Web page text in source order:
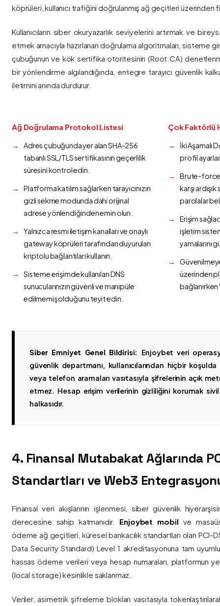
köprüleri, kullanıcı trafiğini doğrulanmış ağ geçitleri üzerinden
Kullanıcıların siber okuryazarlık seviyelerini artırmak ve
etmek amacıyla hazırlanan doğrulama algoritmaları, sisteme
çubuğunun ve kök sertifika otoritesinin (Root CA)
bir yönlendirme algılandığında, entegre tarayıcı güvenlik
iletimini anında durdurur.
Ağ Doğrulama Protokol Listesi
Adres çubuğunda yer alan SHA-256
tabanlı SSL/TLS sertifikasının geçerlilik
süresini kontrol edin.
Platforma katılım sağlarken tarayıcınızın
gizli sekme modunda dahi orijinal
adrese yönlendiğinden emin olun.
Yalnızca resmi iletişim kanalları ve onaylı
gateway köprüleri tarafından duyurulan
kriptolu bağlantıları kullanın.
Sisteme erişimde kullanılan DNS
sunucularınızın güvenli ve manipüle
edilmemiş olduğunu teyit edin.
Çok Faktörlü
İki Aşamalı
profil
Brute-force
karşı
parolalar
Erişim
işletim
yamalarını
üzerinden
bağlanırken
Siber Emniyet Genel Bildirisi:
Enjoybet veri
güvenlik departmanı, kullanıcılarından hiçbir
veya telefon aramaları vasıtasıyla şifrelerinin açık
etmez. Hesap erişim verilerinin gizliliğini korumak
halkasıdır.
4. Finansal Mutabakat Ağlarında
Standartları ve Web3
Finansal veri akışlarının işlenmesi, siber güvenlik
derecesine sahip katmanıdır. Enjoybet mobil ve
ödeme ağ geçitleri, küresel bankacılık standartları olan PCI-
Data Security Standard) Level 1 akreditasyonuna tam
hassas ödeme verileri veya hesap numaraları, platformun
(local storage) kesinlikle saklanmaz.
Veriler, asimetrik şifreleme blokları vasıtasıyla